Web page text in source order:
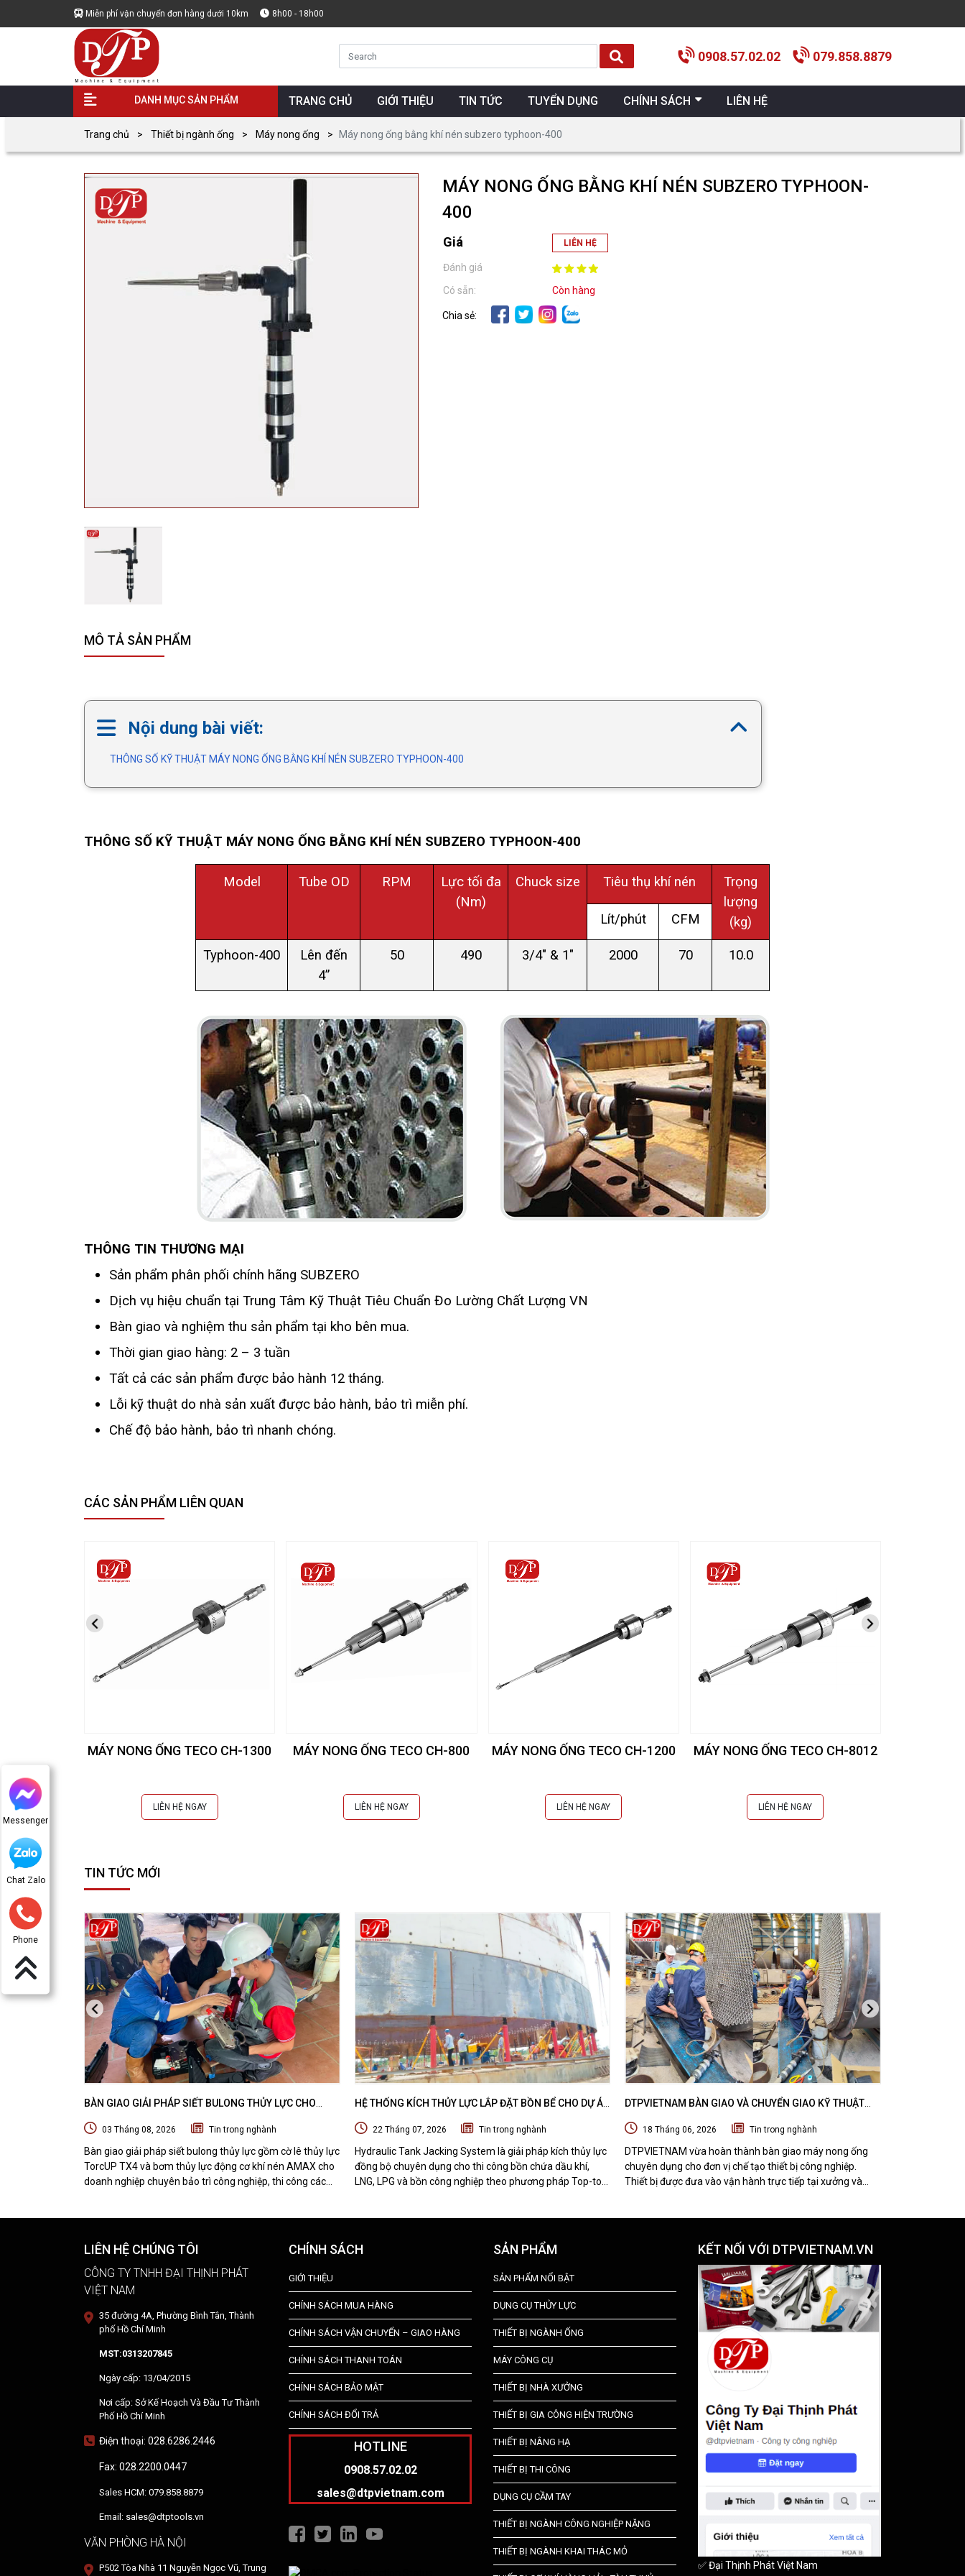
Miễn phí vận chuyển đơn hàng dưới 10km 8h00 - 18h00
0908.57.02.02 079.858.8879
DANH MỤC SẢN PHẨM TRANG CHỦ GIỚI THIỆU TIN TỨC TUYỂN DỤNG CHÍNH SÁCH LIÊN HỆ
Messenger
Chat Zalo
Phone
Trang chủ Thiết bị ngành ống Máy nong ống Máy nong ống bằng khí nén subzero typhoon-400
MÁY NONG ỐNG BẰNG KHÍ NÉN SUBZERO TYPHOON-
400
Giá LIÊN HỆ
Đánh giá
Có sẵn:
Còn hàng
Chia sẻ:
MÔ TẢ SẢN PHẨM
Nội dung bài viết:
THÔNG SỐ KỸ THUẬT MÁY NONG ỐNG BẰNG KHÍ NÉN SUBZERO TYPHOON-400
THÔNG SỐ KỸ THUẬT MÁY NONG ỐNG BẰNG KHÍ NÉN SUBZERO TYPHOON-400
Model Tube OD RPM
Lực tối đa
(Nm)
Chuck size Tiêu thụ khí nén
Trọng
lượng
(kg)
Lít/phút CFM
Typhoon-400
Lên đến
4”
50 490 3/4" & 1" 2000 70 10.0
THÔNG TIN THƯƠNG MẠI
Sản phẩm phân phối chính hãng SUBZERO
Dịch vụ hiệu chuẩn tại Trung Tâm Kỹ Thuật Tiêu Chuẩn Đo Lường Chất Lượng VN
Bàn giao và nghiệm thu sản phẩm tại kho bên mua.
Thời gian giao hàng: 2 – 3 tuần
Tất cả các sản phẩm được bảo hành 12 tháng.
Lỗi kỹ thuật do nhà sản xuất được bảo hành, bảo trì miễn phí.
Chế độ bảo hành, bảo trì nhanh chóng.
CÁC SẢN PHẨM LIÊN QUAN
MÁY NONG ỐNG TECO CH-1300
LIÊN HỆ NGAY
MÁY NONG ỐNG TECO CH-800
LIÊN HỆ NGAY
MÁY NONG ỐNG TECO CH-1200
LIÊN HỆ NGAY
MÁY NONG ỐNG TECO CH-8012
LIÊN HỆ NGAY
TIN TỨC MỚI
BÀN GIAO GIẢI PHÁP SIẾT BULONG THỦY LỰC CHO
DOANH NGHIỆP CHUYÊN BẢO TRÌ VÀ THI CÔNG CÁC DỰ
ÁN OFFSHORE
03 Tháng 08, 2026 Tin trong nghành
Bàn giao giải pháp siết bulong thủy lực gồm cờ lê thủy lực
TorcUP TX4 và bơm thủy lực động cơ khí nén AMAX cho
doanh nghiệp chuyên bảo trì công nghiệp, thi công các
HỆ THỐNG KÍCH THỦY LỰC LẮP ĐẶT BỒN BỂ CHO DỰ ÁN
DẦU KHÍ - HYDRAULIC TANK JACKING SYSTEM
22 Tháng 07, 2026 Tin trong nghành
Hydraulic Tank Jacking System là giải pháp kích thủy lực
đồng bộ chuyên dụng cho thi công bồn chứa dầu khí,
LNG, LPG và bồn công nghiệp theo phương pháp Top-to-
DTPVIETNAM BÀN GIAO VÀ CHUYỂN GIAO KỸ THUẬT
MÁY NONG ỐNG SUBZERO CHO ĐƠN VỊ CHẾ TẠO THIẾT
BỊ CÔNG NGHIỆP
18 Tháng 06, 2026 Tin trong nghành
DTPVIETNAM vừa hoàn thành bàn giao máy nong ống
chuyên dụng cho đơn vị chế tạo thiết bị công nghiệp.
Thiết bị được đưa vào vận hành trực tiếp tại xưởng và
LIÊN HỆ CHÚNG TÔI
CÔNG TY TNHH ĐẠI THỊNH PHÁT
VIỆT NAM
35 đường 4A, Phường Bình Tân, Thành
phố Hồ Chí Minh
MST:0313207845
Ngày cấp: 13/04/2015
Nơi cấp: Sở Kế Hoạch Và Đầu Tư Thành
Phố Hồ Chí Minh
Điện thoại: 028.6286.2446
Fax: 028.2200.0447
Sales HCM: 079.858.8879
Email: sales@dtptools.vn
VĂN PHÒNG HÀ NỘI
P502 Tòa Nhà 11 Nguyễn Ngọc Vũ, Trung
CHÍNH SÁCH
GIỚI THIỆU
CHÍNH SÁCH MUA HÀNG
CHÍNH SÁCH VẬN CHUYỂN – GIAO HÀNG
CHÍNH SÁCH THANH TOÁN
CHÍNH SÁCH BẢO MẬT
CHÍNH SÁCH ĐỔI TRẢ
HOTLINE
0908.57.02.02
sales@dtpvietnam.com
SẢN PHẨM
SẢN PHẨM NỔI BẬT
DỤNG CỤ THỦY LỰC
THIẾT BỊ NGÀNH ỐNG
MÁY CÔNG CỤ
THIẾT BỊ NHÀ XƯỞNG
THIẾT BỊ GIA CÔNG HIỆN TRƯỜNG
THIẾT BỊ NÂNG HẠ
THIẾT BỊ THI CÔNG
DỤNG CỤ CẦM TAY
THIẾT BỊ NGÀNH CÔNG NGHIỆP NẶNG
THIẾT BỊ NGÀNH KHAI THÁC MỎ
KẾT NỐI VỚI DTPVIETNAM.VN
✅ Đại Thịnh Phát Việt Nam